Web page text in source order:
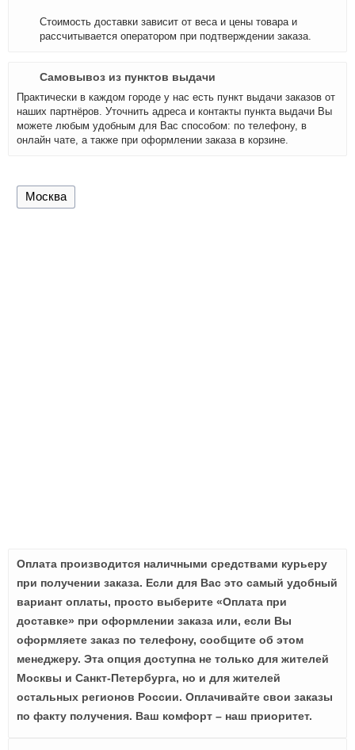
Стоимость доставки зависит от веса и цены товара и
рассчитывается оператором при подтверждении заказа.
Самовывоз из пунктов выдачи
Практически в каждом городе у нас есть пункт выдачи заказов от
наших партнёров. Уточнить адреса и контакты пункта выдачи Вы
можете любым удобным для Вас способом: по телефону, в
онлайн чате, а также при оформлении заказа в корзине.
Москва
Оплата производится наличными средствами курьеру
при получении заказа. Если для Вас это самый удобный
вариант оплаты, просто выберите «Оплата при
доставке» при оформлении заказа или, если Вы
оформляете заказ по телефону, сообщите об этом
менеджеру. Эта опция доступна не только для жителей
Москвы и Санкт-Петербурга, но и для жителей
остальных регионов России. Оплачивайте свои заказы
по факту получения. Ваш комфорт – наш приоритет.